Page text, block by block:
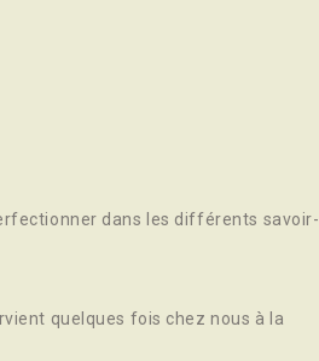
dans les différents savoir-
quelques fois chez nous à la